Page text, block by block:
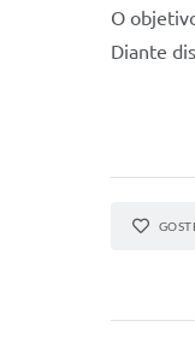
O
Diante